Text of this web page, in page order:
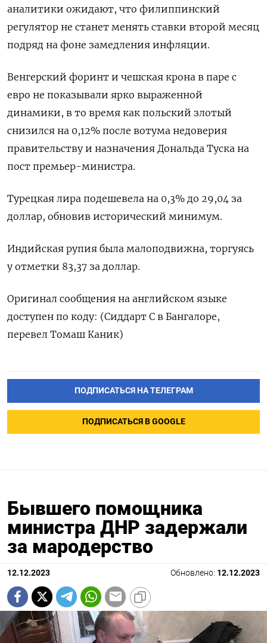
аналитики ожидают, что филиппинский
регулятор не станет менять ставки второй месяц
подряд на фоне замедления инфляции.
Венгерский форинт и чешская крона в паре с
евро не показывали ярко выраженной
динамики, в то время как польский злотый
снизился на 0,12% после вотума недоверия
правительству и назначения Дональда Туска на
пост премьер-министра.
Турецкая лира подешевела на 0,3% до 29,04 за
доллар, обновив исторический минимум.
Индийская рупия была малоподвижна, торгуясь
у отметки 83,37 за доллар.
Оригинал сообщения на английском языке
доступен по коду: (Сиддарт С в Бангалоре,
перевел Томаш Каник)
ПОДПИСАТЬСЯ НА ТЕЛЕГРАМ
ПОДПИСАТЬСЯ В GOOGLE
Бывшего помощника
министра ДНР задержали
за мародерство
12.12.2023 Обновлено: 12.12.2023